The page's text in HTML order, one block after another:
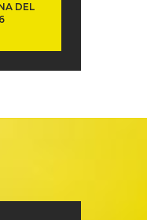
DEL